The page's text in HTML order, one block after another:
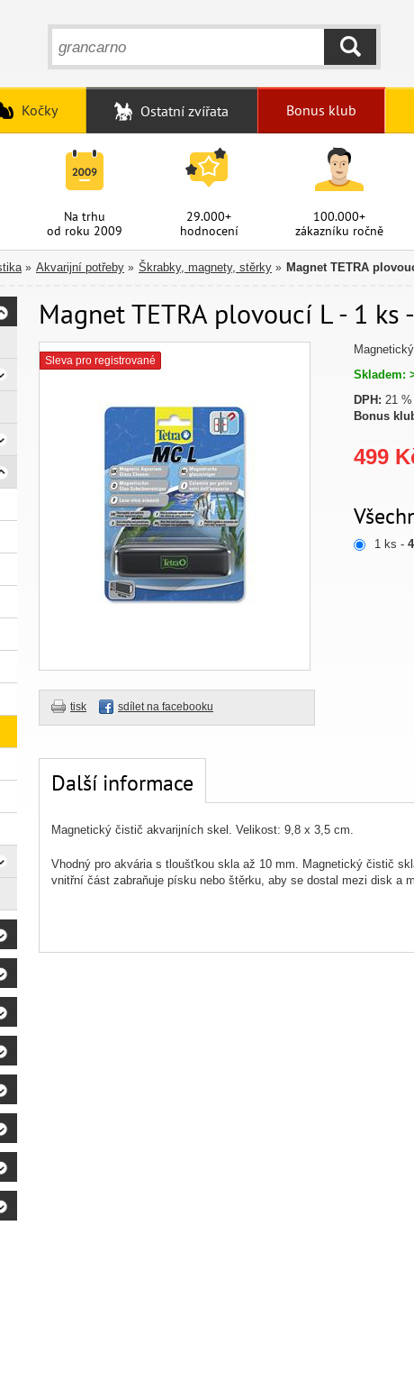
HLEDAT
Kočky Ostatní zvířata Bonus klub
Na trhu
od roku 2009
29.000+
hodnocení
100.000+
zákazníku ročně
» Akvarijní potřeby » Škrabky, magnety, stěrky » Magnet TETRA
Magnet TETRA plovoucí L - 1 ks
Sleva pro registrované
tisk sdílet na facebooku
Skladem:
DPH: 21 %
Bonus
499
1 ks -
Další informace
Magnetický čistič akvarijních skel. Velikost: 9,8 x 3,5 cm.
Vhodný pro akvária s tloušťkou skla až 10 mm. Magnetický čistič
vnitřní část zabraňuje písku nebo štěrku, aby se dostal mezi disk a